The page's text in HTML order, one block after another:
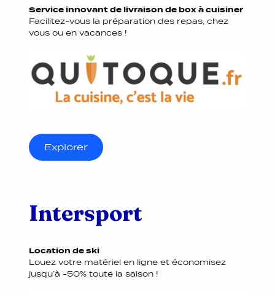
Service innovant de livraison de box à cuisiner
Facilitez-vous la préparation des repas, chez
vous ou en vacances !
Explorer
Intersport
Location de ski
Louez votre matériel en ligne et économisez
jusqu’à -50% toute la saison !